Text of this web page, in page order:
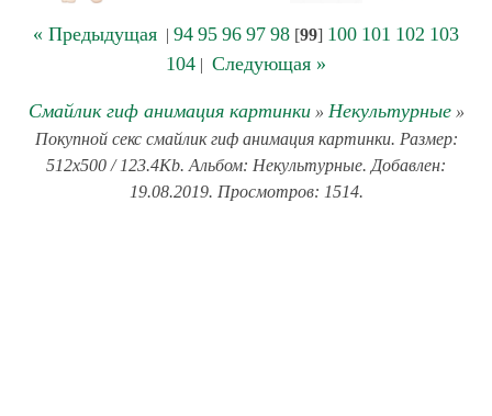
« Предыдущая | 94 95 96 97 98 [99] 100 101 102 103
104 | Следующая »
Смайлик гиф анимация картинки» Некультурные»
Покупной секс смайлик гиф анимация картинки. Размер:
512x500 / 123.4Kb. Альбом: Некультурные. Добавлен:
19.08.2019. Просмотров: 1514.